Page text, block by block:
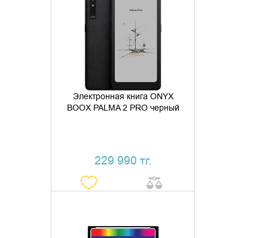
Электронная книга ONYX
BOOX PALMA 2 PRO черный
229 990 тг.
ДОБАВИТЬ В КОРЗИНУ
КУПИТЬ В 1 КЛИК
ДОБАВИТЬ В КОРЗИНУ